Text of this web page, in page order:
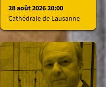
28 août 2026 20:00
Cathédrale de Lausanne